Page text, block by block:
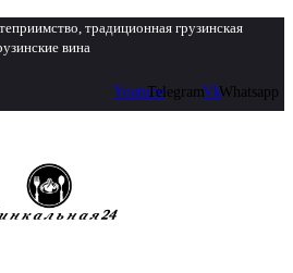
традиционная грузинская
вина
YoutubeTelegramVkWhatsapp